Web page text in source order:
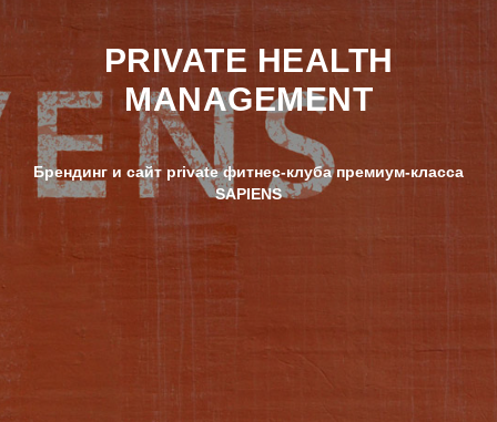
PRIVATE HEALTH
MANAGEMENT
Брендинг и сайт private фитнес-клуба премиум-класса
SAPIENS